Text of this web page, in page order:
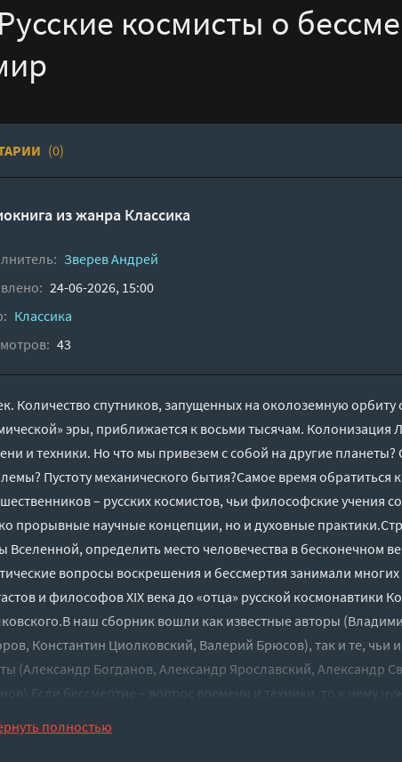
космисты о
(0)
из жанра Классика
Зверев Андрей
24-06-2026, 15:00
Классика
43
Количество спутников, запущенных на околоземную орбиту
эры, приближается к восьми тысячам. Колонизация
и техники. Но что мы привезем с собой на другие
Пустоту механического бытия?Самое время обратиться
– русских космистов, чьи философские учения
прорывные научные концепции, но и духовные
Вселенной, определить место человечества в бесконечном
вопросы воскрешения и бессмертия занимали
и философов XIX века до «отца» русской космонавтики
наш сборник вошли как известные авторы
Константин Циолковский, Валерий Брюсов), так и те, чьи
(Александр Богданов, Александр Ярославский, Александр
бессмертие – вопрос времени и техники, то к нему
Федоров (1829–1903)Конец сиротства: бесконечное
полностью